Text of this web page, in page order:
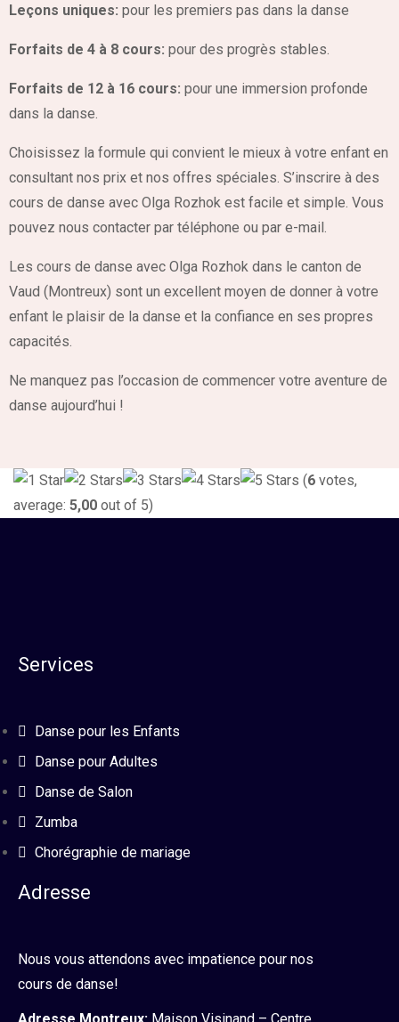
Leçons uniques: pour les premiers pas dans la danse
Forfaits de 4 à 8 cours: pour des progrès stables.
Forfaits de 12 à 16 cours: pour une immersion profonde
dans la danse.
Choisissez la formule qui convient le mieux à votre enfant en
consultant nos prix et nos offres spéciales. S’inscrire à des
cours de danse avec Olga Rozhok est facile et simple. Vous
pouvez nous contacter par téléphone ou par e-mail.
Les cours de danse avec Olga Rozhok dans le canton de
Vaud (Montreux) sont un excellent moyen de donner à votre
enfant le plaisir de la danse et la confiance en ses propres
capacités.
Ne manquez pas l’occasion de commencer votre aventure de
danse aujourd’hui !
(6 votes,
average: 5,00 out of 5)
Services
Danse pour les Enfants
Danse pour Adultes
Danse de Salon
Zumba
Chorégraphie de mariage
Adresse
Nous vous attendons avec impatience pour nos
cours de danse!